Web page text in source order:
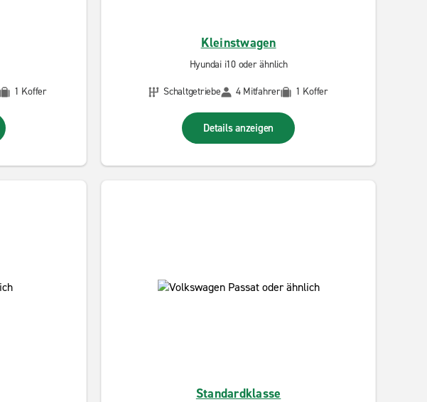
1 Koffer
Kleinstwagen
Hyundai i10 oder ähnlich
Schaltgetriebe
4 Mitfahrer 1 Koffer
Details anzeigen
Standardklasse